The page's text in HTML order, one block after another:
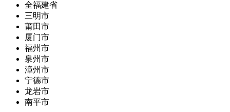
全福建省
三明市
莆田市
厦门市
福州市
泉州市
漳州市
宁德市
龙岩市
南平市